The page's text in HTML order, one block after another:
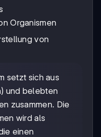
Organismen
von
setzt sich aus
und belebten
zusammen. Die
wird als
einen